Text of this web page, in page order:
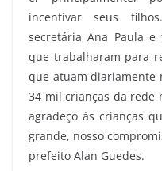
incentivar seus
secretária Ana Paula
que trabalharam para
que atuam diariamente
34 mil crianças da rede
agradeço às crianças
grande, nosso
prefeito Alan Guedes.